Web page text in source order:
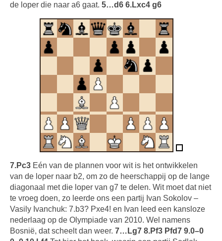
de loper die naar a6 gaat. 5…d6 6.Lxc4 g6
7.Pc3 Eén van de plannen voor wit is het ontwikkelen
van de loper naar b2, om zo de heerschappij op de lange
diagonaal met die loper van g7 te delen. Wit moet dat niet
te vroeg doen, zo leerde ons een partij Ivan Sokolov –
Vasily Ivanchuk: 7.b3? Pxe4! en Ivan leed een kansloze
nederlaag op de Olympiade van 2010. Wel namens
Bosnië, dat scheelt dan weer. 7…Lg7 8.Pf3 Pfd7 9.0–0